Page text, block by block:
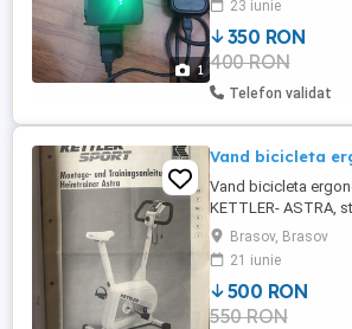
1
23 iunie
350 RON
400 RON
Telefon validat
Vand bicicleta
Vand bicicleta
KETTLER- ASTRA,
actualmente
transportul si
cumparatorului, pe o
Brasovului.
Brasov, Brasov
21 iunie
500 RON
550 RON